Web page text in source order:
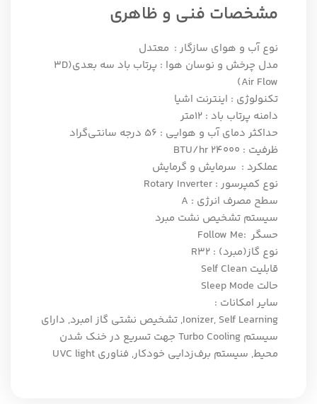
مشخصات فنی و ظاهری
نوع آب و هوای سازگار : معتدل
مدل چرخش و نوسان هوا : پرتاب باد سه بعدی(3D
Air Flow)
تکنولوژی : اینترنت اشیا
دامنه پرتاب باد : 12متر
حداکثر دمای آب و هوایی : 56 درجه سانتی‌گراد
ظرفیت : 24000 BTU/hr
عملکرد : سرمایش و گرمایش
نوع کمپرسور : Rotary Inverter
سطح مصرف انرژی : A
سیستم تشخیص نشت مبرد
حسگر :Follow Me
نوع گاز(مبرد) : R32
قابلیت Self Clean
حالت Sleep Mode
سایر امکانات :
Ionizer, Self Learning, تشخیص نشتی گاز امبرد, دارای
سیستم Turbo Cooling جهت تسریع در خنک شدن
محیط, سیستم برف‌زدایی خودکار, فناوری UVC light